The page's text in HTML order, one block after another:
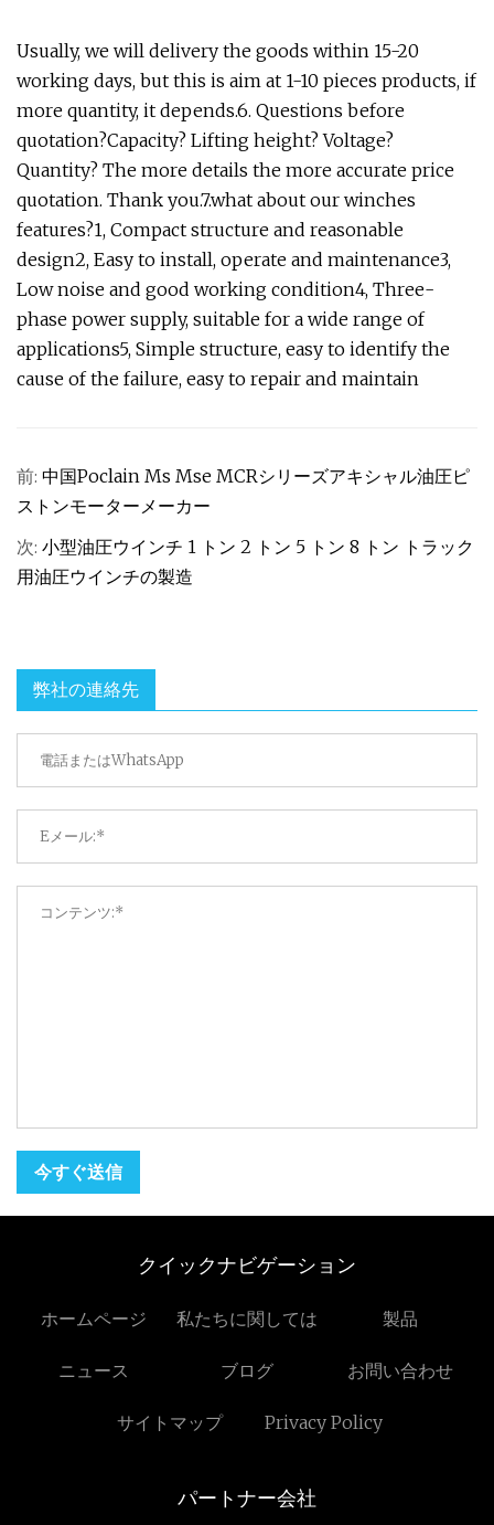
Usually, we will delivery the goods within 15-20
working days, but this is aim at 1-10 pieces products, if
more quantity, it depends.6. Questions before
quotation?Capacity? Lifting height? Voltage?
Quantity? The more details the more accurate price
quotation. Thank you.7.what about our winches
features?1, Compact structure and reasonable
design2, Easy to install, operate and maintenance3,
Low noise and good working condition4, Three-
phase power supply, suitable for a wide range of
applications5, Simple structure, easy to identify the
cause of the failure, easy to repair and maintain
前: 中国Poclain Ms Mse MCRシリーズアキシャル油圧ピ
ストンモーターメーカー
次: 小型油圧ウインチ 1 トン 2 トン 5 トン 8 トン トラック
用油圧ウインチの製造
弊社の連絡先
今すぐ送信
クイックナビゲーション
ホームページ 私たちに関しては 製品
ニュース ブログ お問い合わせ
サイトマップ Privacy Policy
パートナー会社